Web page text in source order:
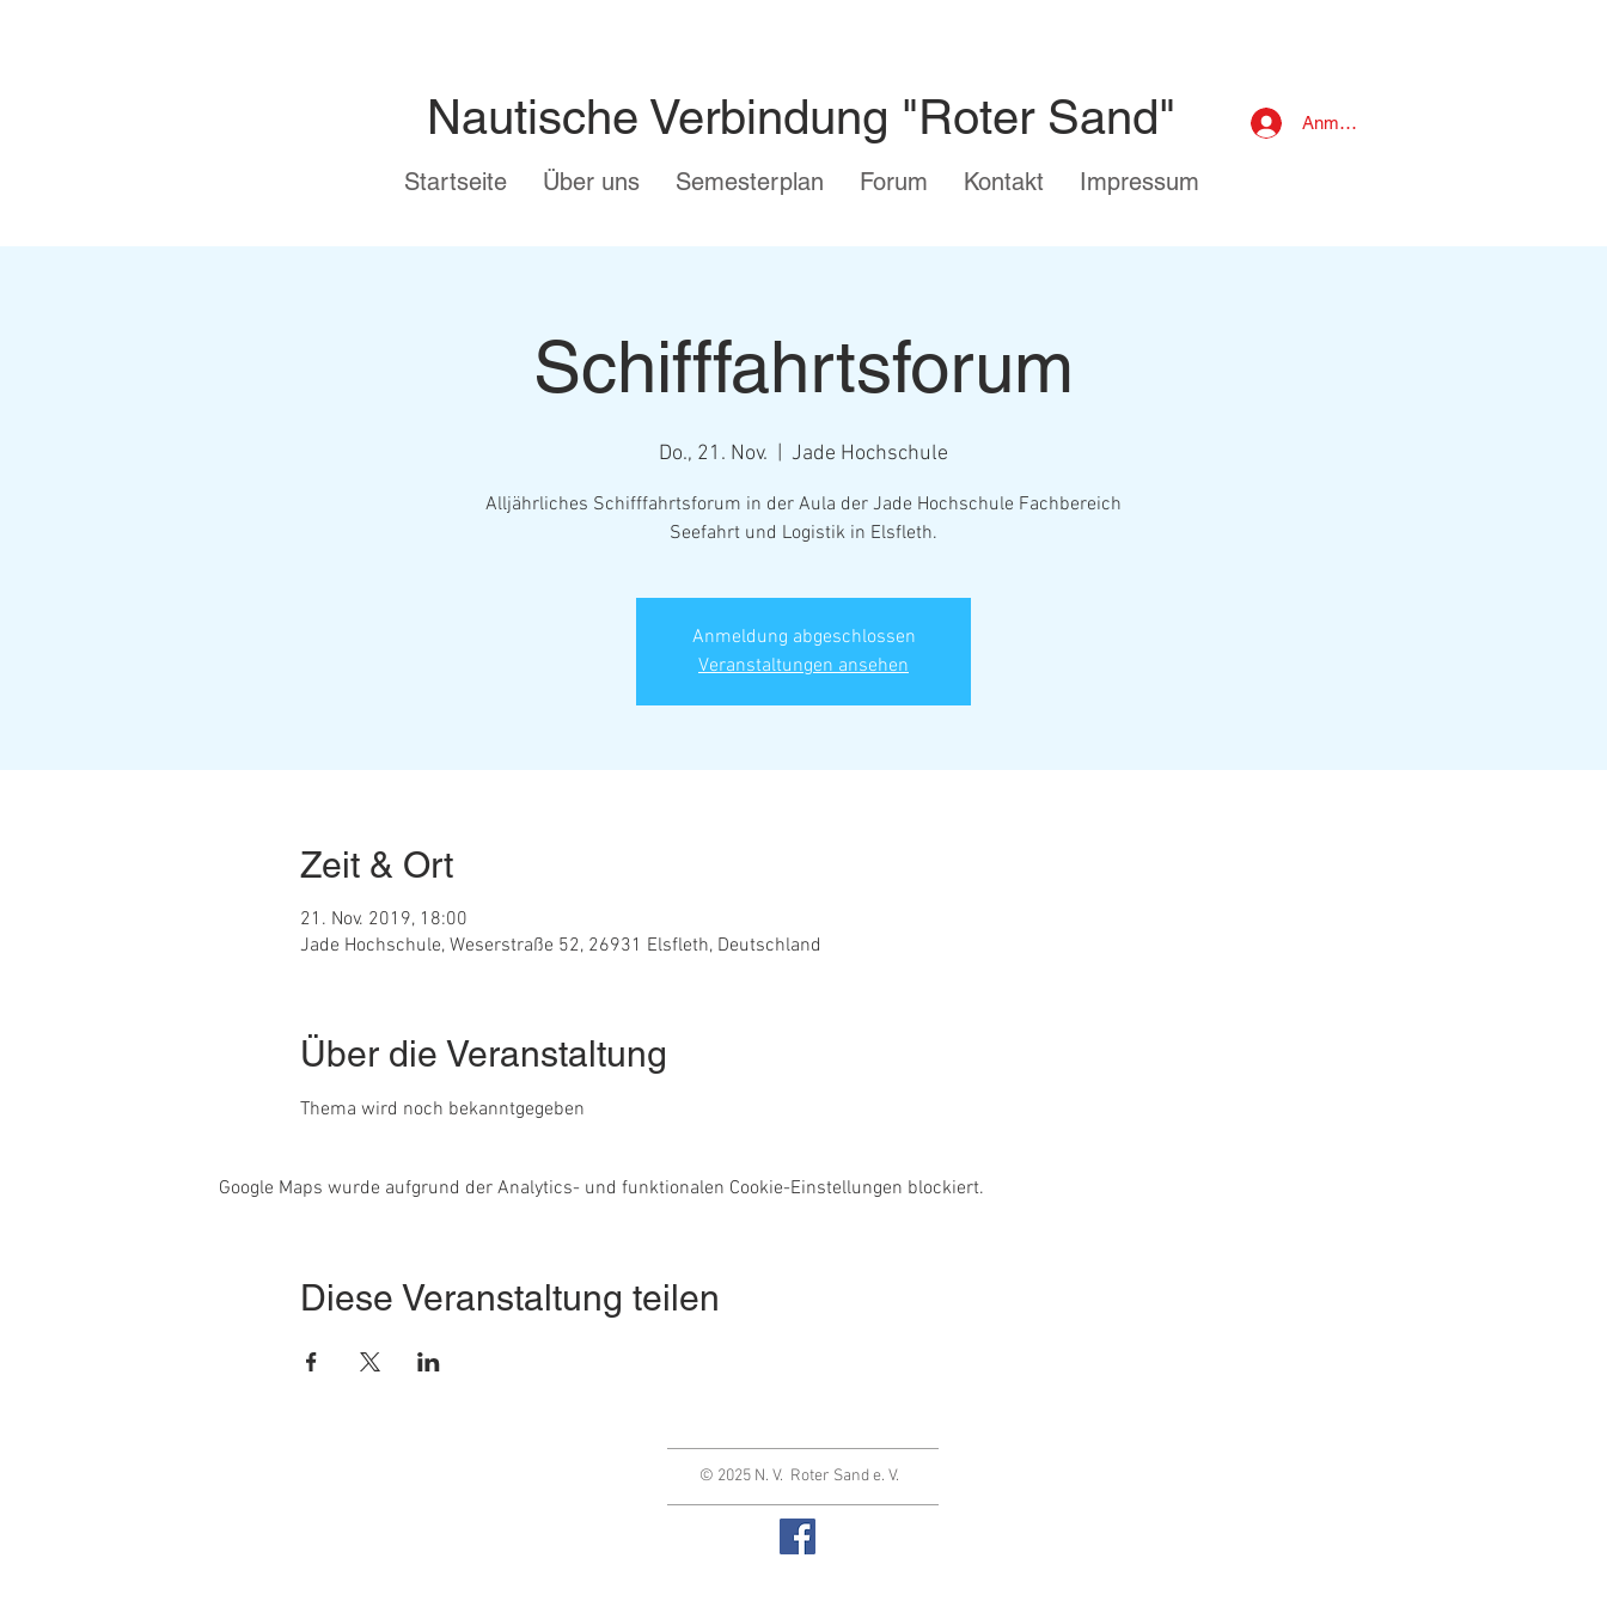
Nautische Verbindung "Roter Sand" Anmelden
Startseite Über uns Semesterplan Forum Kontakt Impressum
Schifffahrtsforum
Do., 21. Nov. Jade Hochschule
Alljährliches Schifffahrtsforum in der Aula der Jade Hochschule Fachbereich
Seefahrt und Logistik in Elsfleth.
Anmeldung abgeschlossen
Veranstaltungen ansehen
Zeit & Ort
21. Nov. 2019, 18:00
Jade Hochschule, Weserstraße 52, 26931 Elsfleth, Deutschland
Über die Veranstaltung
Thema wird noch bekanntgegeben
Google Maps wurde aufgrund der Analytics- und funktionalen Cookie-Einstellungen blockiert.
Diese Veranstaltung teilen
© 2025 N. V. Roter Sand e. V.